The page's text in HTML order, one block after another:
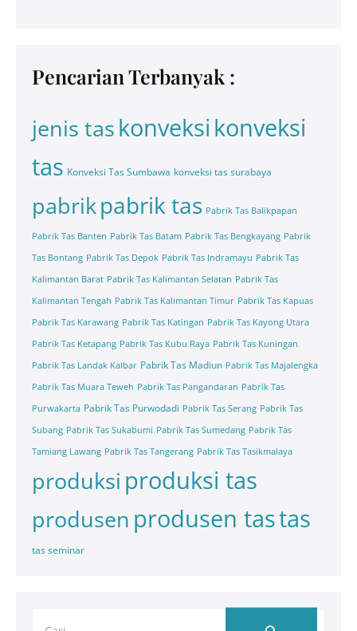
Pencarian Terbanyak :
jenis taskonveksi konveksi
tas Konveksi Tas Sumbawa konveksi tas surabaya
pabrikpabrik tas Pabrik Tas Balikpapan
Pabrik Tas Banten Pabrik Tas Batam Pabrik Tas Bengkayang Pabrik
Tas Bontang Pabrik Tas Depok Pabrik Tas Indramayu Pabrik Tas
Kalimantan Barat Pabrik Tas Kalimantan Selatan Pabrik Tas
Kalimantan Tengah Pabrik Tas Kalimantan Timur Pabrik Tas Kapuas
Pabrik Tas Karawang Pabrik Tas Katingan Pabrik Tas Kayong Utara
Pabrik Tas Ketapang Pabrik Tas Kubu Raya Pabrik Tas Kuningan
Pabrik Tas Landak Kalbar Pabrik Tas Madiun Pabrik Tas Majalengka
Pabrik Tas Muara Teweh Pabrik Tas Pangandaran Pabrik Tas
Purwakarta Pabrik Tas Purwodadi Pabrik Tas Serang Pabrik Tas
Subang Pabrik Tas Sukabumi Pabrik Tas Sumedang Pabrik Tas
Tamiang Lawang Pabrik Tas Tangerang Pabrik Tas Tasikmalaya
produksi produksi tas
produsen produsen tastas
tas seminar